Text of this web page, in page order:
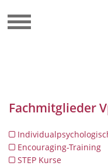
Fachmitglieder
Encouraging-Training
STEP Kurse